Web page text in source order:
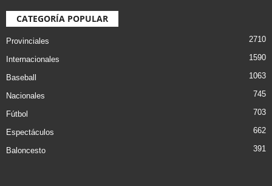
CATEGORÍA POPULAR
Provinciales 2710
Internacionales 1590
Baseball 1063
Nacionales 745
Fútbol 703
Espectáculos 662
Baloncesto 391